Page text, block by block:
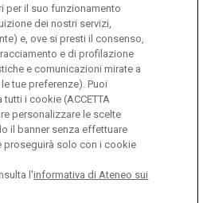
Cuore
Milano
per il suo funzionamento
dei nostri servizi,
e, ove si presti il consenso,
e di profilazione
e comunicazioni mirate a
tue preferenze). Puoi
i cookie (ACCETTA
personalizzare le scelte
il banner senza effettuare
proseguirà solo con i cookie
l'informativa di Ateneo sui